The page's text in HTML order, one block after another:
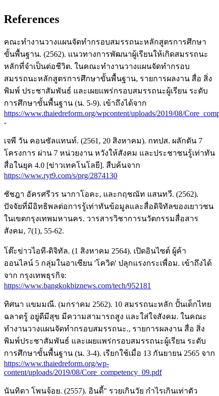
References
คณะทำงานวางแผนจัดทำกรอบสมรรถนะหลักสูตรการศึกษา
ขั้นพื้นฐาน. (2562). แนวทางการพัฒนาผู้เรียนให้เกิดสมรรถนะ
หลักที่จำเป็นต่อชีวิต. ในคณะทำงานวางแผนจัดทำกรอบ
สมรรถนะหลักสูตรการศึกษาขั้นพื้นฐาน, รายการผลงาน สื่อ สิ่ง
พิมพ์ ประชาสัมพันธ์ และเผยแพร่กรอบสมรรถนะผู้เรียน ระดับ
การศึกษาขั้นพื้นฐาน (น. 5-9). เข้าถึงได้จาก
https://www.thaiedreform.org/wpcontent/uploads/2019/08/
-
เจพี วัน คอนซัลแทนท์. (2561, 20 สิงหาคม). กทปส. ผลักดัน 7
โครงการ ผ่าน 7 หน่วยงาน หวังให้สังคม และประชาชนรู้เท่าทัน
สื่อในยุค 4.0 [ข่าวเทคโนโลยี]. สืบค้นจาก
https://www.ryt9.com/s/prg/2874130
ชัชฎา อัครศรีวร นากาโอคะ, และกฤชณัท แสนทวี. (2562).
ปัจจัยที่มีอิทธิพลต่อการรู้เท่าทันข้อมูลและสื่อดิจิทัลของเยาวชน
ในเขตกรุงเทพมหานคร. วารสารวิชาการนวัตกรรมสื่อสาร
สังคม, 7(1), 55-62.
โต๊ะข่าวไอที-ดิจิทัล. (1 สิงหาคม 2564). เปิดอินไซต์ ผู้ค้า
ออนไลน์ 5 กลุ่มในอาเซียน 'โควิด' ปลุกแรงกระเพื่อม. เข้าถึงได้
จาก กรุงเทพธุรกิจ:
https://www.bangkokbiznews.com/tech/952181
ทิศนา แขมมณี. (มกราคม 2562). 10 สมรรถนะหลัก ปั้นเด็กไทย
ฉลาดรู้ อยู่ดีมีสุข มีความสามารถสูง และใส่ใจสังคม. ในคณะ
ทำงานวางแผนจัดทำกรอบสมรรถนะ., รายการผลงาน สื่อ สิ่ง
พิมพ์ประชาสัมพันธ์ และเผยแพร่กรอบสมรรถนะผู้เรียน ระดับ
การศึกษาขั้นพื้นฐาน (น. 3-4). เรียกใช้เมื่อ 13 กันยายน 2565 จาก
https://www.thaiedreform.org/wp-
content/uploads/2019/08/Core_competency_09.pdf
นันทิดา โพนจ้อย. (2557). อินดี้" รวยเกินวัย กำไรเกินเท่าตัว